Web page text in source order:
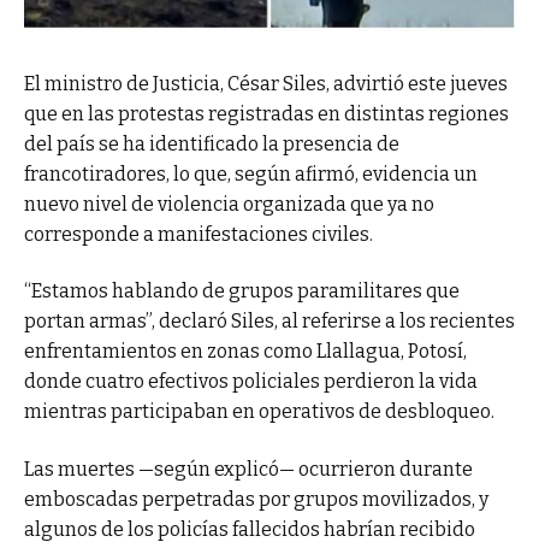
El ministro de Justicia, César Siles, advirtió este jueves
que en las protestas registradas en distintas regiones
del país se ha identificado la presencia de
francotiradores, lo que, según afirmó, evidencia un
nuevo nivel de violencia organizada que ya no
corresponde a manifestaciones civiles.
“Estamos hablando de grupos paramilitares que
portan armas”, declaró Siles, al referirse a los recientes
enfrentamientos en zonas como Llallagua, Potosí,
donde cuatro efectivos policiales perdieron la vida
mientras participaban en operativos de desbloqueo.
Las muertes —según explicó— ocurrieron durante
emboscadas perpetradas por grupos movilizados, y
algunos de los policías fallecidos habrían recibido